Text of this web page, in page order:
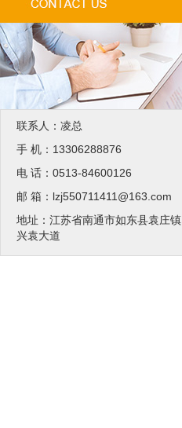
联系人：凌总
手 机：13306288876
电 话：0513-84600126
邮 箱：lzj550711411@163.com
地址：江苏省南通市如东县袁庄镇
兴袁大道